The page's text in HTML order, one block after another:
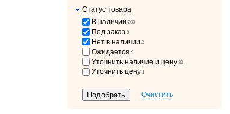
Статус товара
В наличии 200
Под заказ 8
Нет в наличии 2
Ожидается 4
Уточнить наличие и цену 83
Уточнить цену 1
Очистить